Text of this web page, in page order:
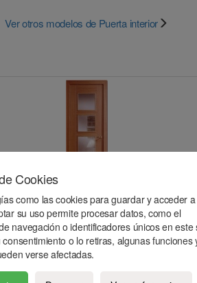
Ver otros modelos de Puerta interior
vidriera japonesa con 4 vidrios
Cookies
como las cookies para guardar y acceder a
su uso permite procesar datos, como el
navegación o identificadores únicos en este
o lo retiras, algunas funciones
verse afectadas.